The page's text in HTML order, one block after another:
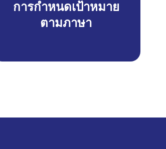
การกำหนดเป้าหมาย
ตามภาษา